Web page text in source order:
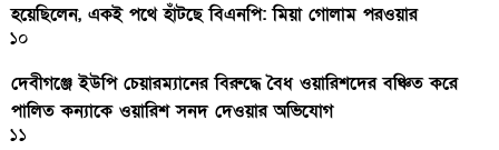
হয়েছিলেন, একই পথে হাঁটছে বিএনপি: মিয়া গোলাম পরওয়ার
১০
দেবীগঞ্জে ইউপি চেয়ারম্যানের বিরুদ্ধে বৈধ ওয়ারিশদের বঞ্চিত করে
পালিত কন্যাকে ওয়ারিশ সনদ দেওয়ার অভিযোগ
১১